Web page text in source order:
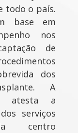
todo o país.
base em
nos
de
dos
A
atesta a
serviços
centro